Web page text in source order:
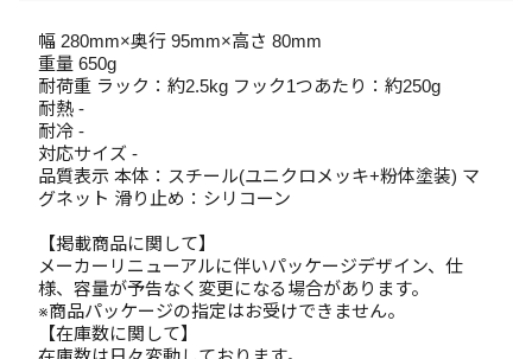
幅 280mm×奥行 95mm×高さ 80mm
重量 650g
耐荷重 ラック：約2.5kg フック1つあたり：約250g
耐熱 -
耐冷 -
対応サイズ -
品質表示 本体：スチール(ユニクロメッキ+粉体塗装) マ
グネット 滑り止め：シリコーン
【掲載商品に関して】
メーカーリニューアルに伴いパッケージデザイン、仕
様、容量が予告なく変更になる場合があります。
※商品パッケージの指定はお受けできません。
【在庫数に関して】